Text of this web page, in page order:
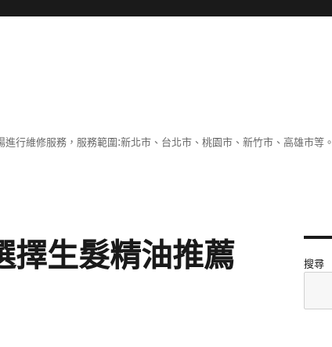
行維修服務，服務範圍:新北市、台北市、桃園市、新竹市、高雄市等。
擇生髮精油推薦
搜尋